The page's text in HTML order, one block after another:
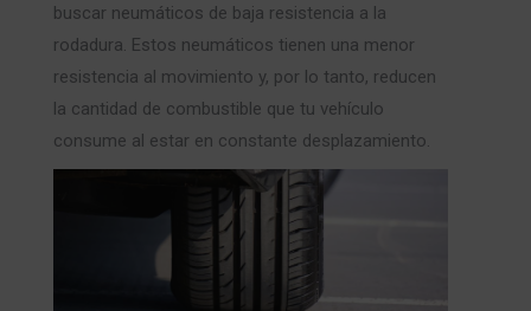
buscar neumáticos de baja resistencia a la
rodadura. Estos neumáticos tienen una menor
resistencia al movimiento y, por lo tanto, reducen
la cantidad de combustible que tu vehículo
consume al estar en constante desplazamiento.